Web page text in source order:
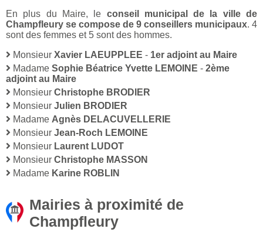
En plus du Maire, le conseil municipal de la ville de
Champfleury se compose de 9 conseillers municipaux. 4
sont des femmes et 5 sont des hommes.
Monsieur Xavier LAEUPPLEE - 1er adjoint au Maire
Madame Sophie Béatrice Yvette LEMOINE - 2ème
adjoint au Maire
Monsieur Christophe BRODIER
Monsieur Julien BRODIER
Madame Agnès DELACUVELLERIE
Monsieur Jean-Roch LEMOINE
Monsieur Laurent LUDOT
Monsieur Christophe MASSON
Madame Karine ROBLIN
Mairies à proximité de
Champfleury